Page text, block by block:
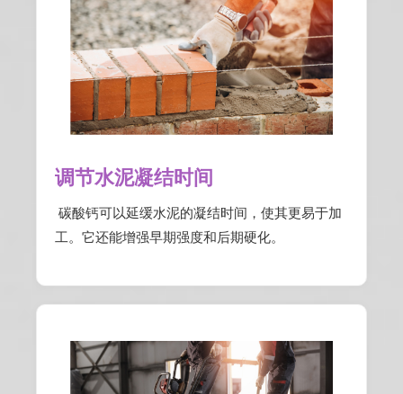
调节水泥凝结时间
碳酸钙可以延缓水泥的凝结时间，使其更易于加
工。它还能增强早期强度和后期硬化。